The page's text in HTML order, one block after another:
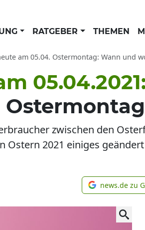
RATGEBER THEMEN
am 05.04. Ostermontag: Wann und
05.04.2021:
zwischen den
Ostern 2021 einiges
news.de zu